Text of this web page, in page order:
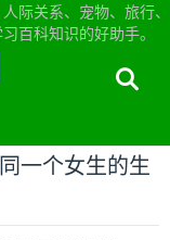
际关系、宠物、旅行、
百科知识的好助手。
一个女生的生